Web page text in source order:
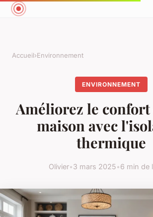
Accueil›Environnement
ENVIRONNEMENT
Améliorez le confort
maison avec
thermique
Olivier•3 mars 2025•6 min de